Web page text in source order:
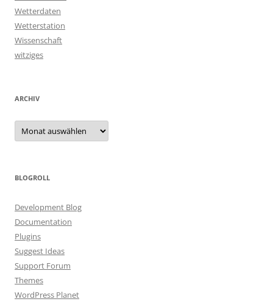
Wetterdaten
Wetterstation
Wissenschaft
witziges
ARCHIV
Archiv
BLOGROLL
Development Blog
Documentation
Plugins
Suggest Ideas
Support Forum
Themes
WordPress Planet